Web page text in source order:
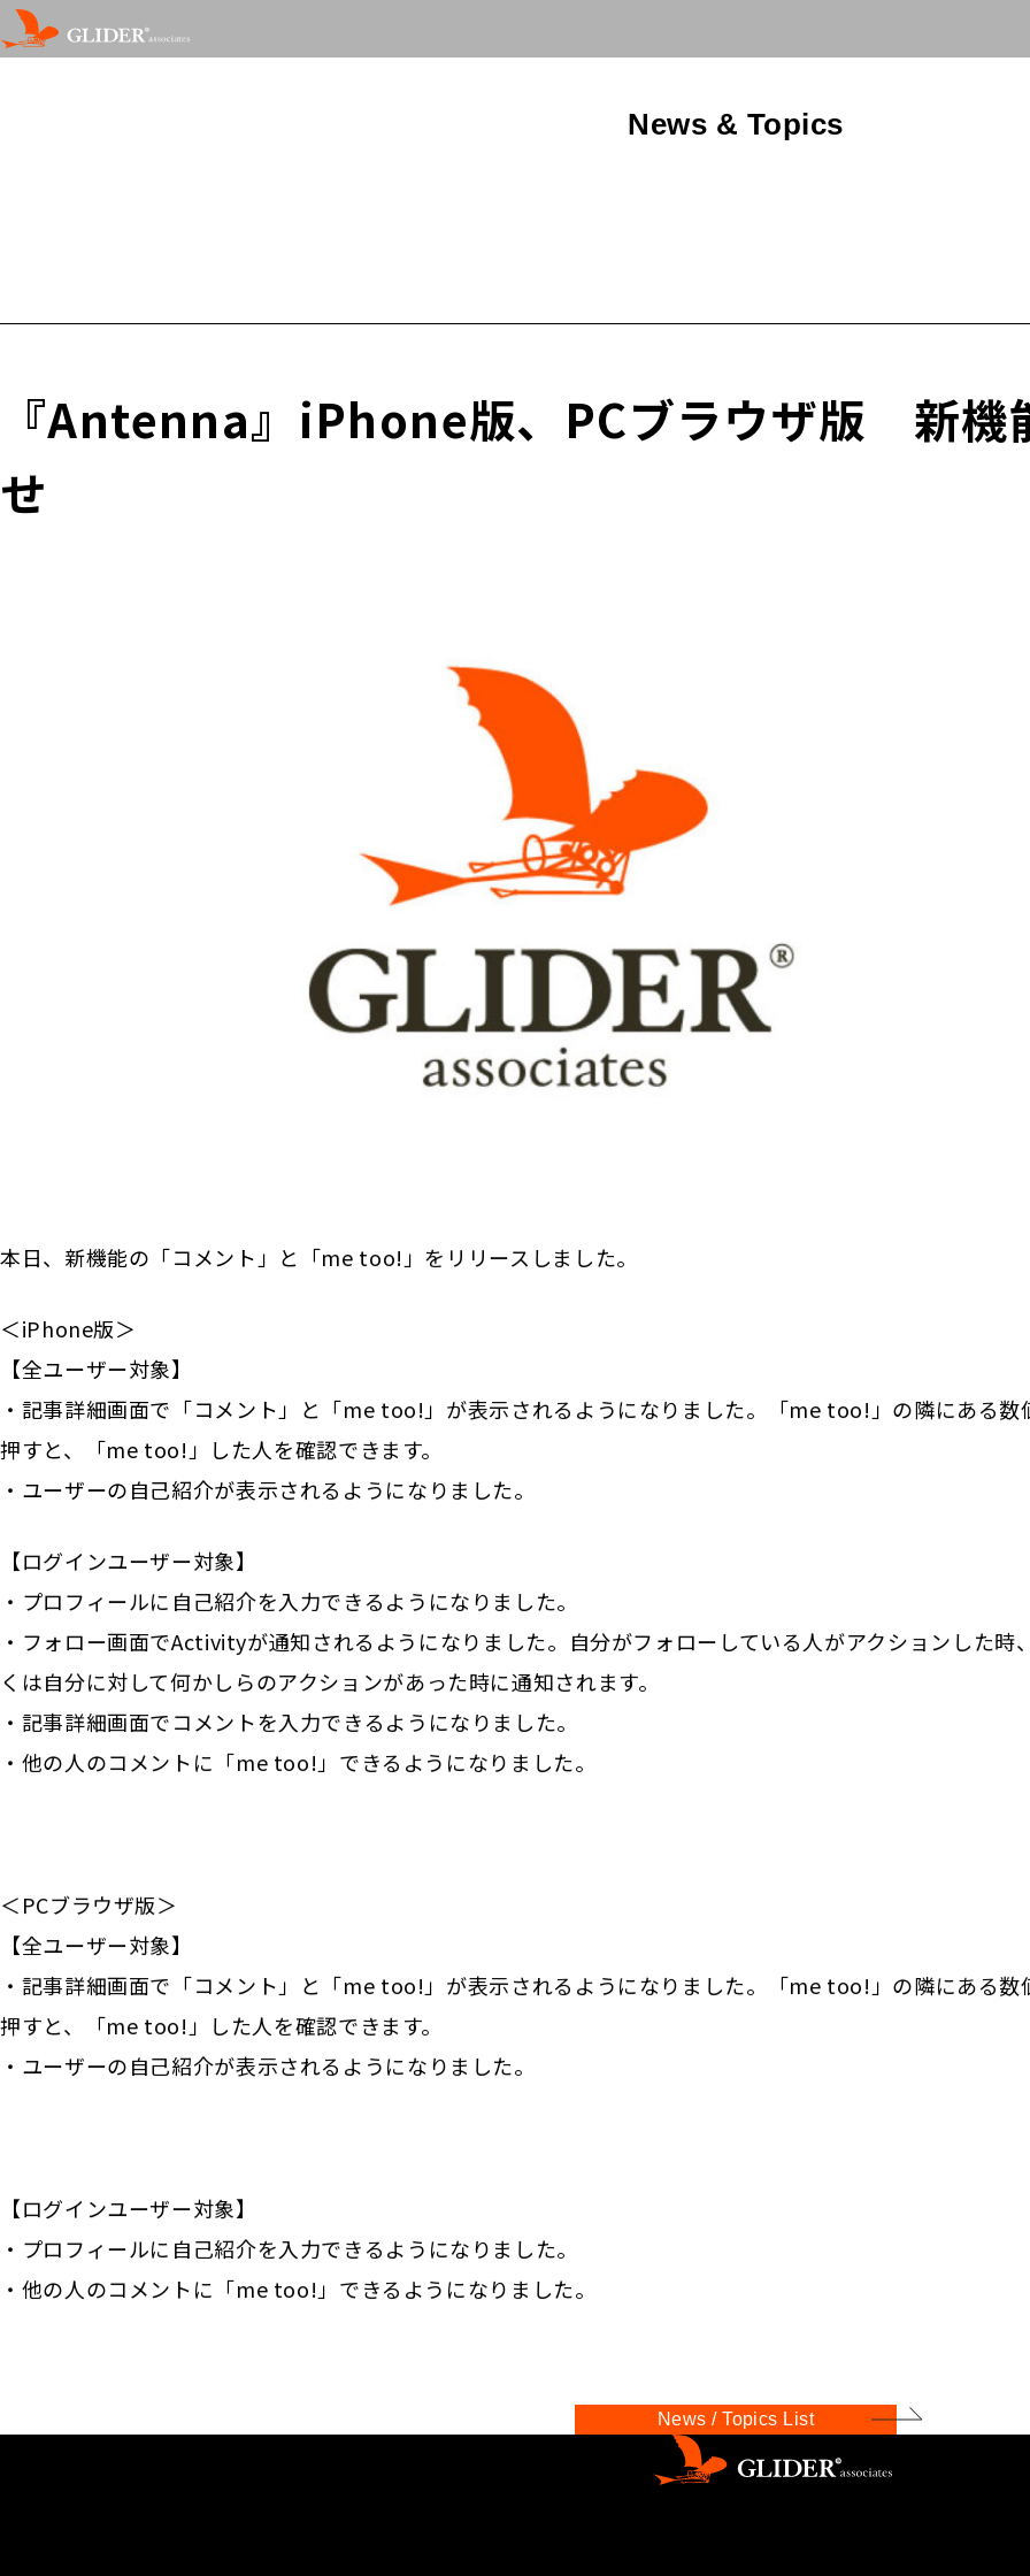
News & Topics
『Antenna』iPhone版、PCブラウザ版 新機
せ
本日、新機能の「コメント」と「me too!」をリリースしました。
＜iPhone版＞
【全ユーザー対象】
・記事詳細画面で「コメント」と「me too!」が表示されるようになりました。「me too!」の隣にある数
押すと、「me too!」した人を確認できます。
・ユーザーの自己紹介が表示されるようになりました。
【ログインユーザー対象】
・プロフィールに自己紹介を入力できるようになりました。
・フォロー画面でActivityが通知されるようになりました。自分がフォローしている人がアクションした時
くは自分に対して何かしらのアクションがあった時に通知されます。
・記事詳細画面でコメントを入力できるようになりました。
・他の人のコメントに「me too!」できるようになりました。
＜PCブラウザ版＞
【全ユーザー対象】
・記事詳細画面で「コメント」と「me too!」が表示されるようになりました。「me too!」の隣にある数
押すと、「me too!」した人を確認できます。
・ユーザーの自己紹介が表示されるようになりました。
【ログインユーザー対象】
・プロフィールに自己紹介を入力できるようになりました。
・他の人のコメントに「me too!」できるようになりました。
News / Topics List